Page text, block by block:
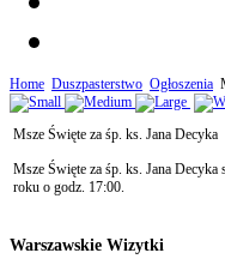
Home Duszpasterstwo Ogłoszenia
Msze Święte za śp. ks. Jana Decyka
Msze Święte za śp. ks. Jana
roku o godz. 17:00.
Warszawskie Wizytki